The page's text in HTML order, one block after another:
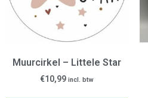
Muurcirkel – Littele Star
€10,99 incl. btw